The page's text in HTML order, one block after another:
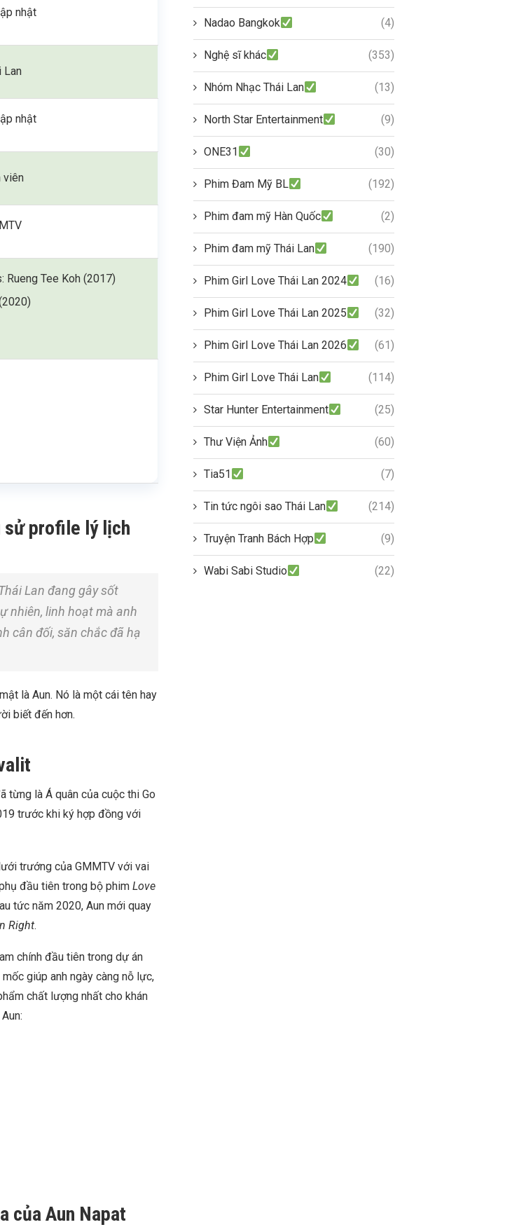
nhật
Lan
nhật
viên
Rueng Tee Koh (2017)
sử profile lý lịch
Lan đang gây sốt
nhiên, linh hoạt mà anh
cân đối, săn chắc đã hạ
là Aun. Nó là một cái tên hay
biết đến hơn.
từng là Á quân của cuộc thi Go
trước khi ký hợp đồng với
trướng của GMMTV với vai
đầu tiên trong bộ phim Love
tức năm 2020, Aun mới quay
Right.
chính đầu tiên trong dự án
giúp anh ngày càng nỗ lực,
chất lượng nhất cho khán
của Aun Napat
Nadao Bangkok (4)
Nghệ sĩ khác (353)
Nhóm Nhạc Thái Lan (13)
North Star Entertainment (9)
ONE31 (30)
Phim Đam Mỹ BL (192)
Phim đam mỹ Hàn Quốc (2)
Phim đam mỹ Thái Lan (190)
Phim Girl Love Thái Lan 2024 (16)
Phim Girl Love Thái Lan 2025 (32)
Phim Girl Love Thái Lan 2026 (61)
Phim Girl Love Thái Lan (114)
Star Hunter Entertainment (25)
Thư Viện Ảnh (60)
Tia51 (7)
Tin tức ngôi sao Thái Lan (214)
Truyện Tranh Bách Hợp (9)
Wabi Sabi Studio (22)